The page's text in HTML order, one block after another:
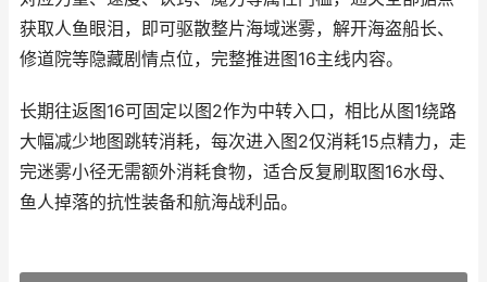
获取人鱼眼泪，即可驱散整片海域迷雾，解开海盗船长、
修道院等隐藏剧情点位，完整推进图16主线内容。
长期往返图16可固定以图2作为中转入口，相比从图1绕路
大幅减少地图跳转消耗，每次进入图2仅消耗15点精力，走
完迷雾小径无需额外消耗食物，适合反复刷取图16水母、
鱼人掉落的抗性装备和航海战利品。